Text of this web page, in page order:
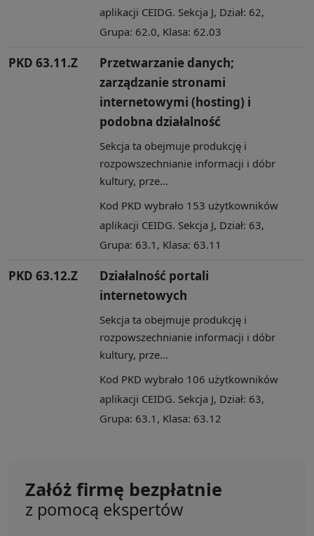
aplikacji CEIDG. Sekcja J, Dział: 62,
Grupa: 62.0, Klasa: 62.03
PKD 63.11.Z
Przetwarzanie danych;
zarządzanie stronami
internetowymi (hosting) i
podobna działalność
Sekcja ta obejmuje produkcję i
rozpowszechnianie informacji i dóbr
kultury, prze...
Kod PKD wybrało 153 użytkowników
aplikacji CEIDG. Sekcja J, Dział: 63,
Grupa: 63.1, Klasa: 63.11
PKD 63.12.Z
Działalność portali
internetowych
Sekcja ta obejmuje produkcję i
rozpowszechnianie informacji i dóbr
kultury, prze...
Kod PKD wybrało 106 użytkowników
aplikacji CEIDG. Sekcja J, Dział: 63,
Grupa: 63.1, Klasa: 63.12
Załóż firmę bezpłatnie
z pomocą ekspertów